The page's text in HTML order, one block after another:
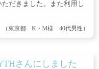
だきました。また利用し
（東京都 K・M様 40代男性）
さんにしました